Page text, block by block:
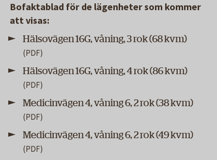
Bofaktablad för de lägenheter som kommer
att visas:
Hälsovägen 16G, våning, 3 rok (68 kvm)
Hälsovägen 16G, våning, 4 rok (86 kvm)
Medicinvägen 4, våning 6, 2 rok (38 kvm)
Medicinvägen 4, våning 6, 2 rok (49 kvm)